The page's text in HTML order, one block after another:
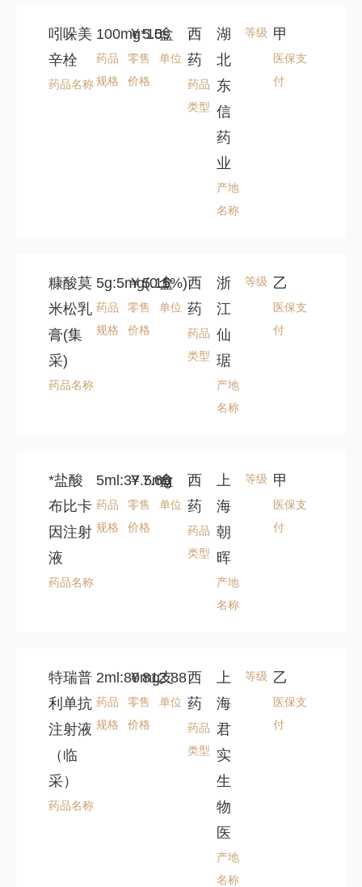
吲哚美
辛栓
药品名称
100mg*10s
药品
规格
￥5.5
零售
价格
盒
单位
西
药
药品
类型
湖
北
东
信
药
业
产地
名称
等级 甲
医保支
付
糠酸莫
米松乳
膏(集
采)
药品名称
5g:5mg(0.1%)
药品
规格
￥5.15
零售
价格
盒
单位
西
药
药品
类型
浙
江
仙
琚
产地
名称
等级 乙
医保支
付
*盐酸
布比卡
因注射
液
药品名称
5ml:37.5mg
药品
规格
￥7.65
零售
价格
盒
单位
西
药
药品
类型
上
海
朝
晖
产地
名称
等级 甲
医保支
付
特瑞普
利单抗
注射液
（临
采）
药品名称
2ml:80mg
药品
规格
￥812.88
零售
价格
支
单位
西
药
药品
类型
上
海
君
实
生
物
医
产地
名称
等级 乙
医保支
付